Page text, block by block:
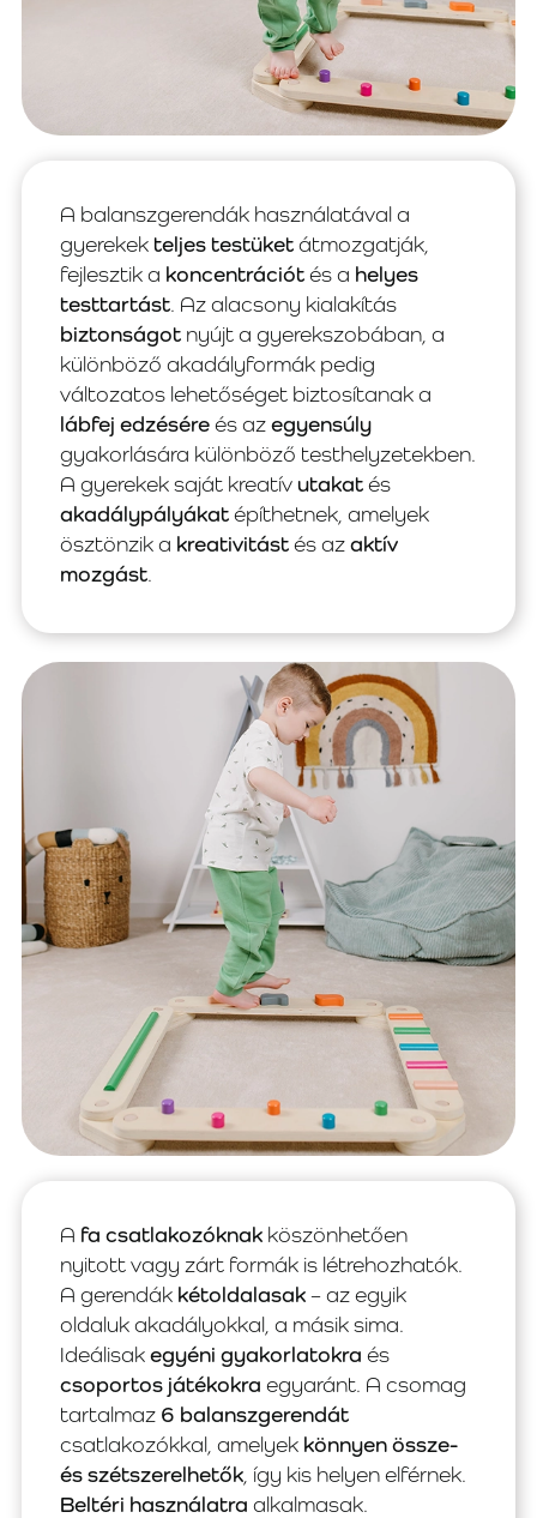
A balanszgerendák használatával a
gyerekekteljes testüketátmozgatják,
fejlesztik a koncentrációtés a helyes
testtartást. Az alacsony kialakítás
biztonságot nyújt a gyerekszobában, a
különböző akadályformák pedig
változatos lehetőséget biztosítanak a
lábfej edzéséreés azegyensúly
gyakorlására különböző testhelyzetekben.
A gyerekek saját kreatívutakatés
akadálypályákatépíthetnek, amelyek
ösztönzik a kreativitástés azaktív
mozgást.
A fa csatlakozóknak köszönhetően
nyitott vagy zárt formák is létrehozhatók.
A gerendák kétoldalasak– az egyik
oldaluk akadályokkal, a másik sima.
Ideálisakegyéni gyakorlatokra és
csoportos játékokra egyaránt. A csomag
tartalmaz 6 balanszgerendát
csatlakozókkal, amelyek könnyen össze-
és szétszerelhetők , így kis helyen elférnek.
Beltéri használatra alkalmasak.